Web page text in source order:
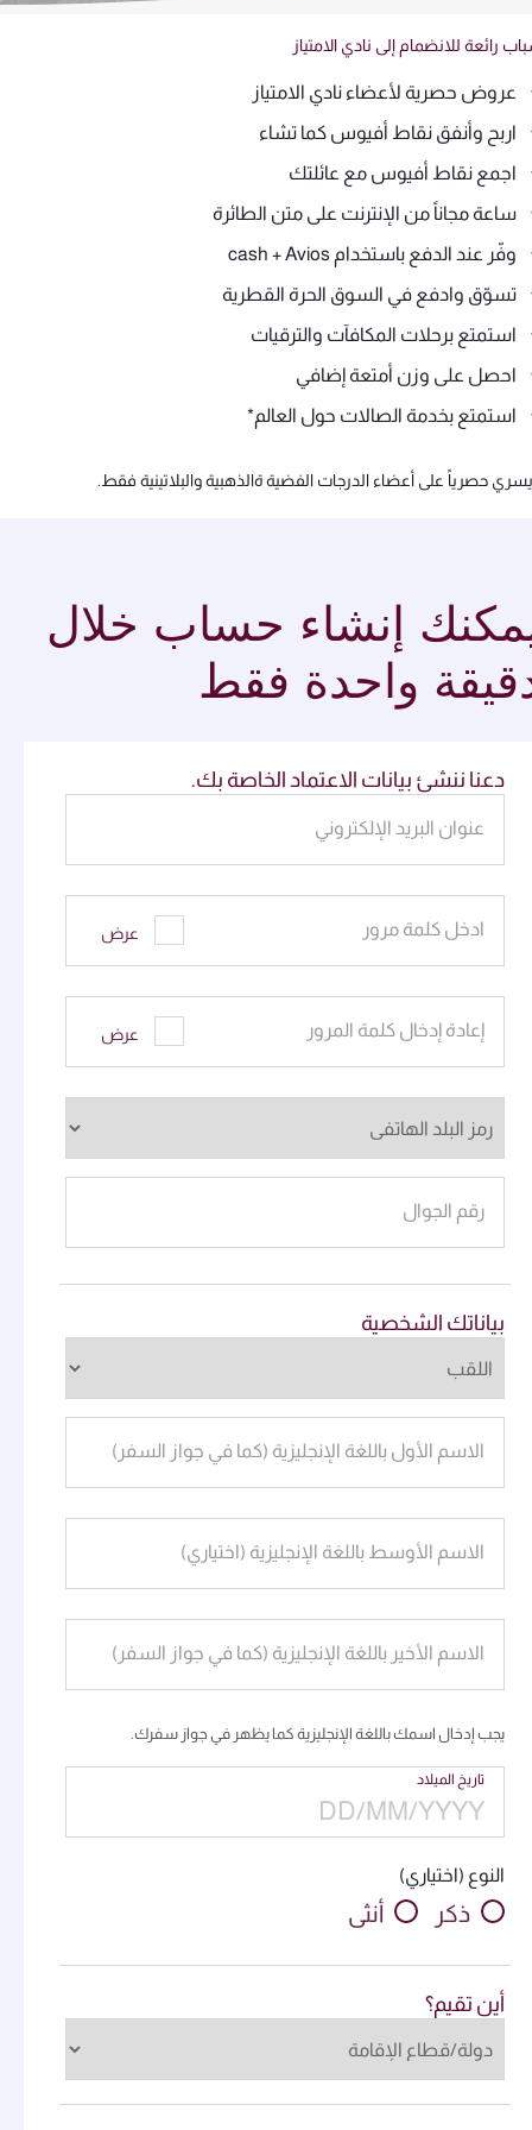
رائعة للانضمام إلى نادي الامتياز
عروض حصرية لأعضاء نادي الامتياز
اربح وأنفق نقاط أفيوس كما تشاء
اجمع نقاط أفيوس مع عائلتك
ساعة مجاناً من الإنترنت على متن الطائرة
وفّر عند الدفع باستخدام cash + Avios
تسوّق وادفع في السوق الحرة القطرية
استمتع برحلات المكافآت والترقيات
احصل على وزن أمتعة إضافي
استمتع بخدمة الصالات حول العالم*
يسري حصرياً على أعضاء الدرجات الفضية ةالذهبية والبلاتينية فقط.
إنشاء حساب خلال
واحدة فقط
دعنا ننشئ بيانات الاعتماد الخاصة بك.
عنوان البريد الإلكتروني
ادخل كلمة مرور عرض
إعادة إدخال كلمة المرور عرض
رقم الجوال
بياناتك الشخصية
الاسم الأول باللغة الإنجليزية (كما في جواز السفر)
الاسم الأوسط باللغة الإنجليزية (اختياري)
الاسم الأخير باللغة الإنجليزية (كما في جواز السفر)
يجب إدخال اسمك باللغة الإنجليزية كما يظهر في جواز سفرك.
تاريخ الميلاد
النوع (اختياري)
ذكر أنثى
أين تقيم؟